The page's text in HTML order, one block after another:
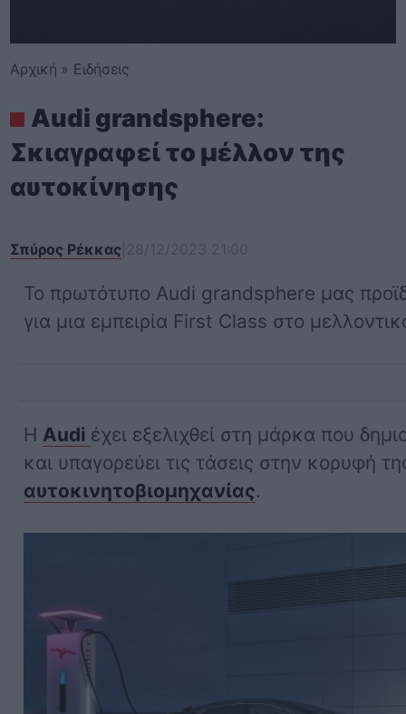
Αρχική » Ειδήσεις
Audi grandsphere:
Σκιαγραφεί το μέλλον της
αυτοκίνησης
Σπύρος Ρέκκας
Το πρωτότυπο Audi grandsphere μας
για μια εμπειρία First Class στο
Η Audi έχει εξελιχθεί στη μάρκα που
και υπαγορεύει τις τάσεις στην κορυφή
αυτοκινητοβιομηχανίας.